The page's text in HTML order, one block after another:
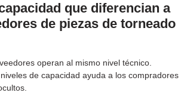
que diferencian a
de piezas de torneado
operan al mismo nivel técnico.
de capacidad ayuda a los compradores